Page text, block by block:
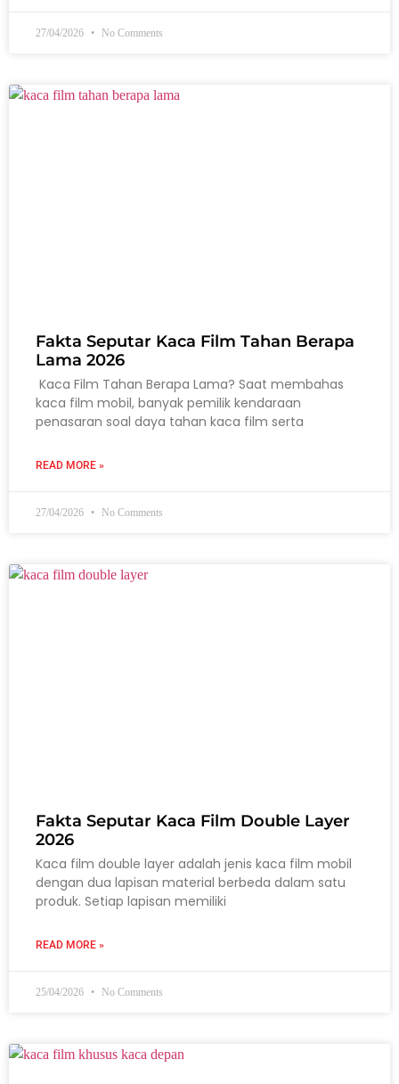
27/04/2026 No Comments
Fakta Seputar Kaca Film Tahan Berapa
Lama 2026
Kaca Film Tahan Berapa Lama? Saat membahas
kaca film mobil, banyak pemilik kendaraan
penasaran soal daya tahan kaca film serta
READ MORE »
27/04/2026 No Comments
Fakta Seputar Kaca Film Double Layer
2026
Kaca film double layer adalah jenis kaca film mobil
dengan dua lapisan material berbeda dalam satu
produk. Setiap lapisan memiliki
READ MORE »
25/04/2026 No Comments